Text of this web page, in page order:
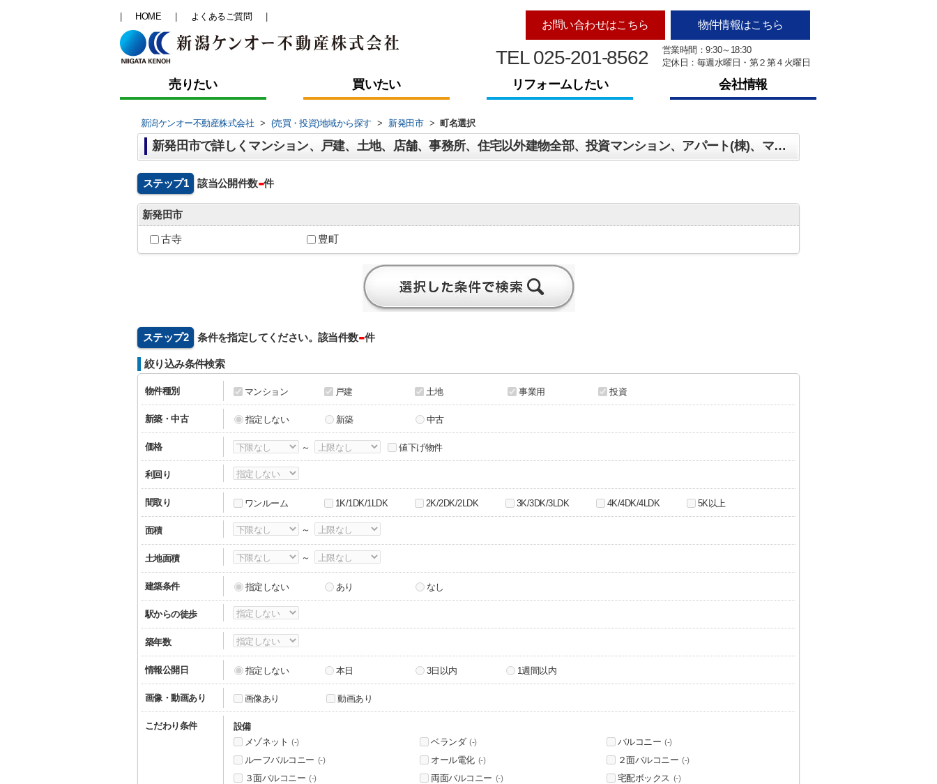
HOME よくあるご質問
お問い合わせはこちら 物件情報はこちら
営業時間：9:30～18:30
定休日：毎週水曜日・第２第４火曜日
TEL 025-201-8562
売りたい 買いたい リフォームしたい 会社情報
新潟ケンオー不動産株式会社 > (売買・投資)地域から探す > 新発田市 > 町名選択
新発田市で詳しくマンション、戸建、土地、店舗、事務所、住宅以外建物全部、投資マンション、アパート(棟)、マンション(棟)、ビル、戸建、店舗事務所、その他、土地検索
ステップ1 該当公開件数-件
新発田市
古寺 豊町
ステップ2 条件を指定してください。該当件数-件
絞り込み条件検索
物件種別 マンション 戸建 土地 事業用 投資
新築・中古 指定しない 新築 中古
価格 ～ 値下げ物件
利回り
間取り ワンルーム 1K/1DK/1LDK 2K/2DK/2LDK 3K/3DK/3LDK 4K/4DK/4LDK 5K以上
面積 ～
土地面積 ～
建築条件 指定しない あり なし
駅からの徒歩
築年数
情報公開日 指定しない 本日 3日以内 1週間以内
画像・動画あり 画像あり 動画あり
こだわり条件
設備
メゾネット
(-) ベランダ (-) バルコニー (-)
ルーフバルコニー (-) オール電化 (-) ２面バルコニー (-)
３面バルコニー (-) 両面バルコニー (-) 宅配ボックス (-)